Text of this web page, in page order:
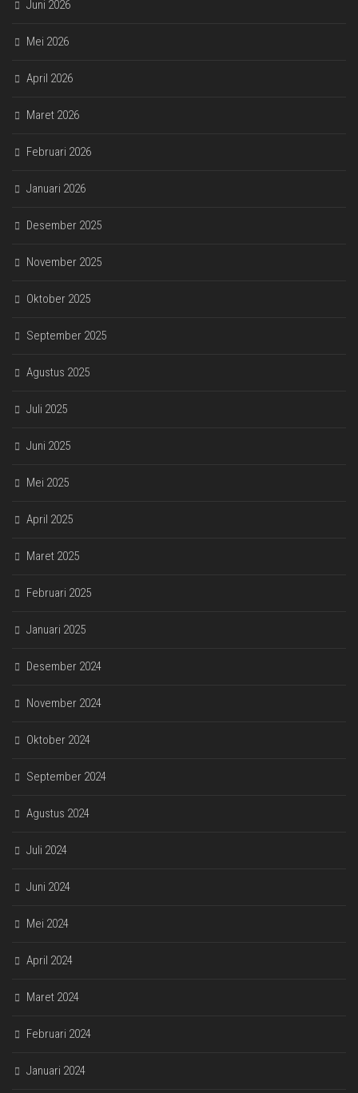
Juni 2026
Mei 2026
April 2026
Maret 2026
Februari 2026
Januari 2026
Desember 2025
November 2025
Oktober 2025
September 2025
Agustus 2025
Juli 2025
Juni 2025
Mei 2025
April 2025
Maret 2025
Februari 2025
Januari 2025
Desember 2024
November 2024
Oktober 2024
September 2024
Agustus 2024
Juli 2024
Juni 2024
Mei 2024
April 2024
Maret 2024
Februari 2024
Januari 2024